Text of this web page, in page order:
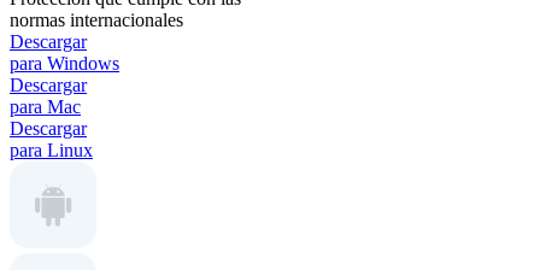
normas internacionales
Descargar
para Windows
Descargar
para Mac
Descargar
para Linux